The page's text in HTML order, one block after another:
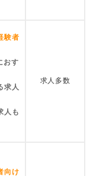
験者
おす
求人
人も
求人多数
向け